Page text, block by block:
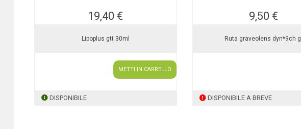
19,40 €
Lipoplus gtt 30ml
METTI IN CARRELLO
DISPONIBILE
9,50 €
Ruta graveolens dyn*9ch gl
DISPONIBILE A BREVE